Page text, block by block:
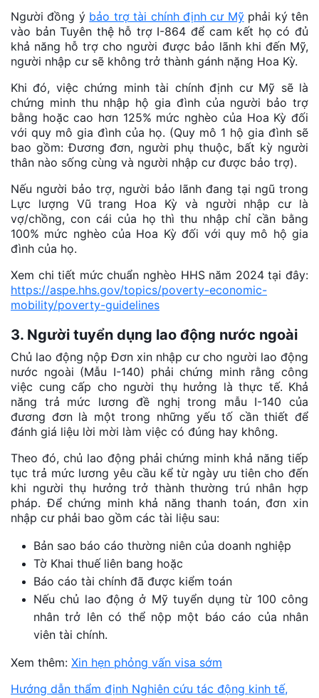
Người đồng ý bảo trợ tài chính định cư Mỹphải ký tên
vào bản Tuyên thệ hỗ trợ I-864 để cam kết họ có đủ
khả năng hỗ trợ cho người được bảo lãnh khi đến Mỹ,
người nhập cư sẽ không trở thành gánh nặng Hoa Kỳ.
Khi đó, việc chứng minh tài chính định cư Mỹ sẽ là
chứng minh thu nhập hộ gia đình của người bảo trợ
bằng hoặc cao hơn 125% mức nghèo của Hoa Kỳ đối
với quy mô gia đình của họ. (Quy mô 1 hộ gia đình sẽ
bao gồm: Đương đơn, người phụ thuộc, bất kỳ người
thân nào sống cùng và người nhập cư được bảo trợ).
Nếu người bảo trợ, người bảo lãnh đang tại ngũ trong
Lực lượng Vũ trang Hoa Kỳ và người nhập cư là
vợ/chồng, con cái của họ thì thu nhập chỉ cần bằng
100% mức nghèo của Hoa Kỳ đối với quy mô hộ gia
đình của họ.
Xem chi tiết mức chuẩn nghèo HHS năm 2024 tại đây:
https://aspe.hhs.gov/topics/poverty-economic-
mobility/poverty-guidelines
3. Người tuyển dụng lao động nước ngoài
Chủ lao động nộp Đơn xin nhập cư cho người lao động
nước ngoài (Mẫu I-140) phải chứng minh rằng công
việc cung cấp cho người thụ hưởng là thực tế. Khả
năng trả mức lương đề nghị trong mẫu I-140 của
đương đơn là một trong những yếu tố cần thiết để
đánh giá liệu lời mời làm việc có đúng hay không.
Theo đó, chủ lao động phải chứng minh khả năng tiếp
tục trả mức lương yêu cầu kể từ ngày ưu tiên cho đến
khi người thụ hưởng trở thành thường trú nhân hợp
pháp. Để chứng minh khả năng thanh toán, đơn xin
nhập cư phải bao gồm các tài liệu sau:
Bản sao báo cáo thường niên của doanh nghiệp
Tờ Khai thuế liên bang hoặc
Báo cáo tài chính đã được kiểm toán
Nếu chủ lao động ở Mỹ tuyển dụng từ 100 công
nhân trở lên có thể nộp một báo cáo của nhân
viên tài chính.
Xem thêm: Xin hẹn phỏng vấn visa sớm
Hướng dẫn thẩm định Nghiên cứu tác động kinh tế,